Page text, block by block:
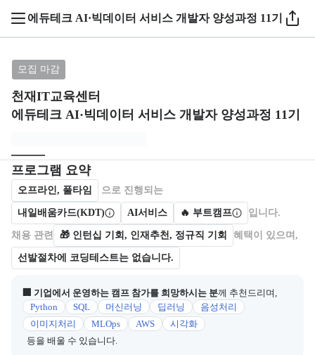
에듀테크 AI·빅데이터 서비스 개발자 양성과정 11기
1 / 5
모집 마감
천재IT교육센터
에듀테크 AI·빅데이터 서비스 개발자 양성과정 11기
브랜드: 천재IT교육센터 , 과정명: 에듀테크 AI·빅데
모집개요
프로그램 요약
캠프를 운영하거나 참여하는 회사 정보를 카드 형태로 제공한다.
오프라인, 풀타임 으로 진행되는
내일배움카드(KDT) AI서비스 🔥 부트캠프 입니다.
채용 관련 🎁 인턴십 기회, 인재추천, 정규직 기회 혜택이 있으며,
선발절차에 코딩테스트는 없습니다.
🏢 기업에서 운영하는 캠프 참가를 희망하시는 분께 추천드리며,
Python
SQL 머신러닝 딥러닝
음성처리
이미지처리
MLOps AWS
시각화
등을 배울 수 있습니다.